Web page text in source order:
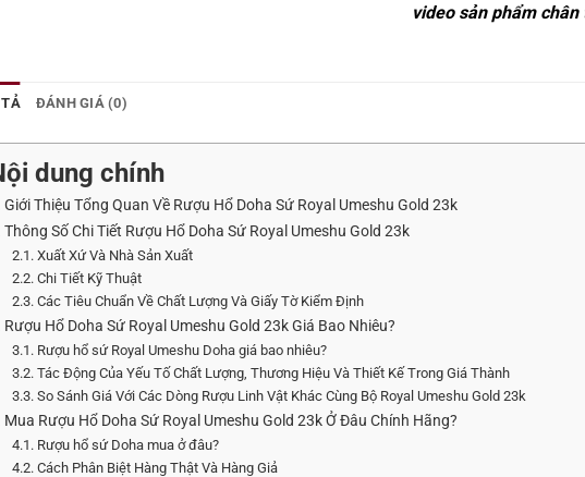
video sản phẩm
ĐÁNH GIÁ (0)
dung chính
Giới Thiệu Tổng Quan Về Rượu Hổ Doha Sứ Royal Umeshu Gold 23k
Thông Số Chi Tiết Rượu Hổ Doha Sứ Royal Umeshu Gold 23k
2.1. Xuất Xứ Và Nhà Sản Xuất
2.2. Chi Tiết Kỹ Thuật
2.3. Các Tiêu Chuẩn Về Chất Lượng Và Giấy Tờ Kiểm Định
Rượu Hổ Doha Sứ Royal Umeshu Gold 23k Giá Bao Nhiêu?
3.1. Rượu hổ sứ Royal Umeshu Doha giá bao nhiêu?
3.2. Tác Động Của Yếu Tố Chất Lượng, Thương Hiệu Và Thiết Kế Trong Giá Thành
3.3. So Sánh Giá Với Các Dòng Rượu Linh Vật Khác Cùng Bộ Royal Umeshu Gold 23k
Mua Rượu Hổ Doha Sứ Royal Umeshu Gold 23k Ở Đâu Chính Hãng?
4.1. Rượu hổ sứ Doha mua ở đâu?
4.2. Cách Phân Biệt Hàng Thật Và Hàng Giả